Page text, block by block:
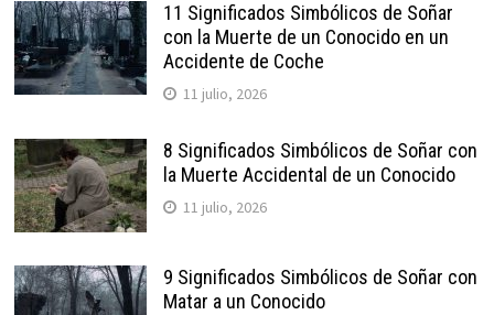
11 Significados Simbólicos de Soñar
con la Muerte de un Conocido en un
Accidente de Coche
11 julio, 2026
8 Significados Simbólicos de Soñar con
la Muerte Accidental de un Conocido
11 julio, 2026
9 Significados Simbólicos de Soñar con
Matar a un Conocido